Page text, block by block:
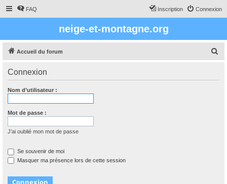
FAQ Connexion
Inscription
neige-et-montagne.org
Accueil du forum
Connexion
Nom d’utilisateur :
Mot de passe :
J’ai oublié mon mot de passe
Se souvenir de moi
Masquer ma présence lors de cette session